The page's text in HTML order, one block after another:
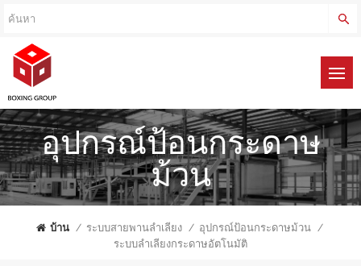
อุปกรณ์ป้อนกระดาษ
ม้วน
บ้าน / ระบบสายพานลำเลียง / อุปกรณ์ป้อนกระดาษม้วน /
ระบบลำเลียงกระดาษอัตโนมัติ